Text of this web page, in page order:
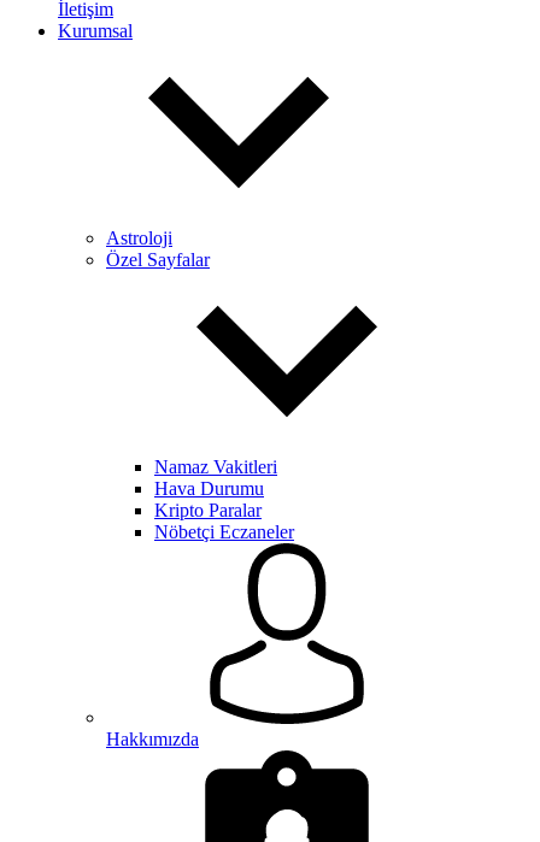
İletişim
Kurumsal
Astroloji
Özel Sayfalar
Namaz Vakitleri
Hava Durumu
Kripto Paralar
Nöbetçi Eczaneler
Hakkımızda